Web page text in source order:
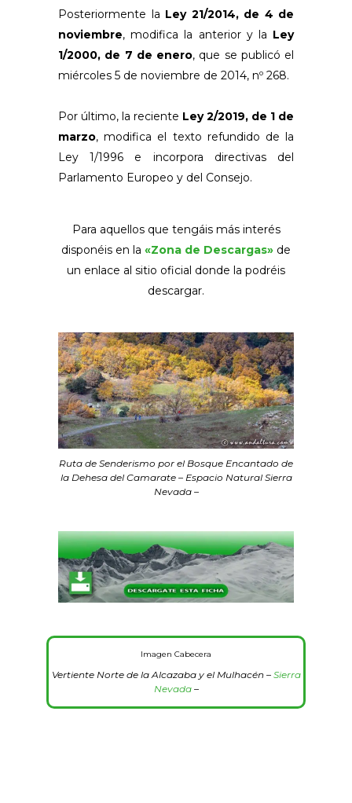
Posteriormente la Ley 21/2014, de 4 de
noviembre, modifica la anterior y la Ley
1/2000, de 7 de enero, que se publicó el
miércoles 5 de noviembre de 2014, nº 268.
Por último, la reciente Ley 2/2019, de 1 de
marzo, modifica el texto refundido de la
Ley 1/1996 e incorpora directivas del
Parlamento Europeo y del Consejo.
Para aquellos que tengáis más interés
disponéis en la «Zona de Descargas» de
un enlace al sitio oficial donde la podréis
descargar.
Ruta de Senderismo por el Bosque Encantado de
la Dehesa del Camarate – Espacio Natural Sierra
Nevada –
Imagen Cabecera
Vertiente Norte de la Alcazaba y el Mulhacén – Sierra
Nevada–